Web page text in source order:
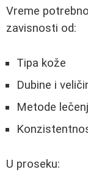
Vreme
zavisnosti od:
Tipa kože
Dubine i
Metode
U proseku: